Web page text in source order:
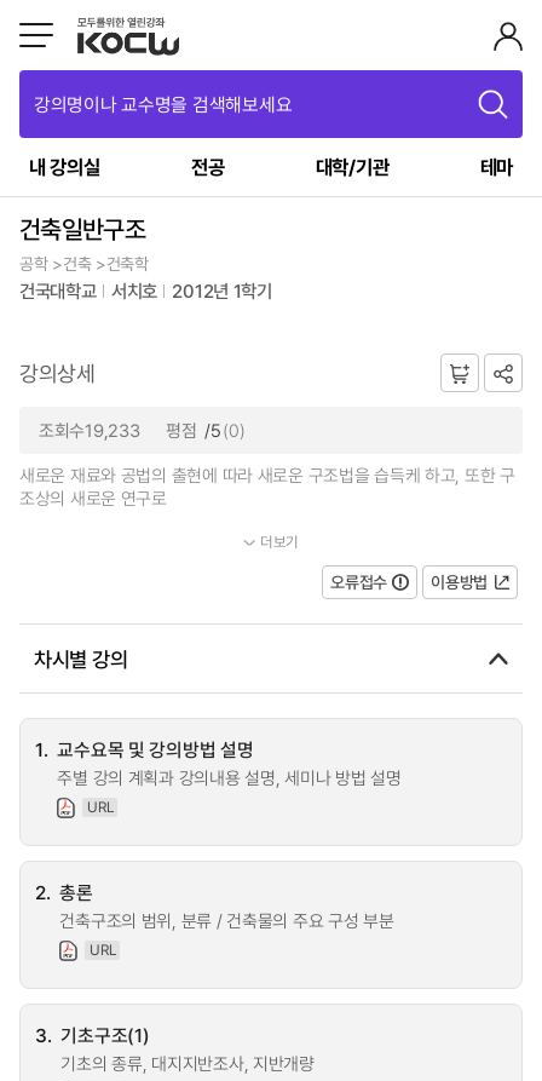
강의명이나 교수명을 검색해보세요
내 강의실 전공 대학/기관 테마
건축일반구조
공학 >건축 >건축학
건국대학교 서치호 2012년 1학기
강의상세
조회수19,233 평점 /5(0)
새로운 재료와 공법의 출현에 따라 새로운 구조법을 습득케 하고, 또한 구
조상의 새로운 연구로
새로운 재료의 개발과 공법의 개량을 낳게 할 수 있도록 하여...
더보기
오류접수 이용방법
차시별 강의
1. 교수요목 및 강의방법 설명
주별 강의 계획과 강의내용 설명, 세미나 방법 설명
URL
2. 총론
건축구조의 범위, 분류 / 건축물의 주요 구성 부분
URL
3. 기초구조(1)
기초의 종류, 대지지반조사, 지반개량